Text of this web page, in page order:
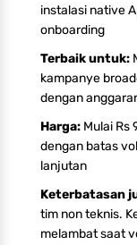
instalasi native
onboarding
Terbaik untuk:
kampanye
dengan
Harga: Mulai Rs
dengan batas
lanjutan
Keterbatasan
tim non teknis.
melambat saat